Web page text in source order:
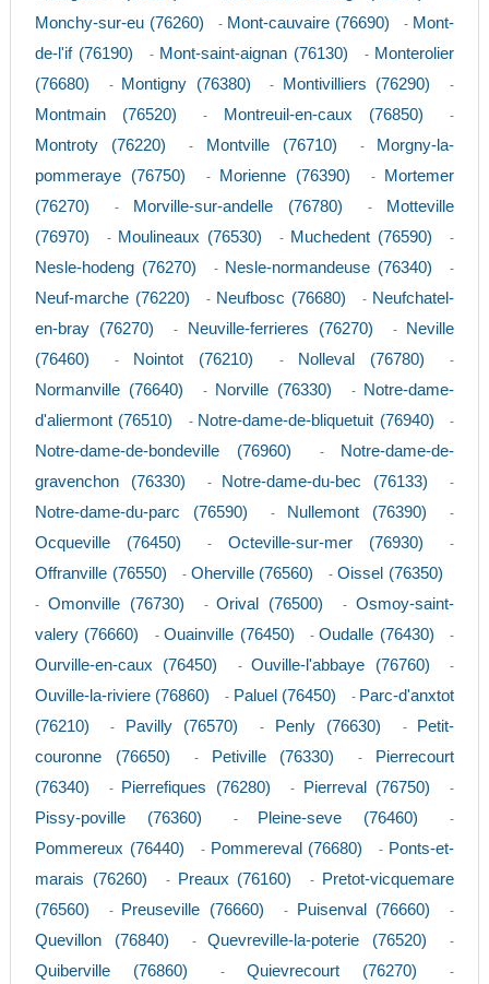
Monchy-sur-eu (76260) - Mont-cauvaire (76690) - Mont-
de-l'if (76190)
- Mont-saint-aignan (76130) - Monterolier
(76680)
- Montigny (76380) - Montivilliers (76290) -
Montmain (76520) - Montreuil-en-caux (76850) -
Montroty (76220) - Montville (76710) -
Morgny-la-
pommeraye (76750)
- Morienne (76390) -
Mortemer
(76270)
- Morville-sur-andelle (76780) -
Motteville
(76970)
- Moulineaux (76530) - Muchedent (76590) -
Nesle-hodeng (76270) - Nesle-normandeuse (76340) -
Neuf-marche (76220) - Neufbosc (76680) - Neufchatel-
en-bray (76270)
- Neuville-ferrieres (76270) -
Neville
(76460)
- Nointot (76210) - Nolleval (76780) -
Normanville (76640) - Norville (76330) -
Notre-dame-
d'aliermont (76510)
- Notre-dame-de-bliquetuit (76940) -
Notre-dame-de-bondeville (76960) -
Notre-dame-de-
gravenchon (76330)
- Notre-dame-du-bec (76133) -
Notre-dame-du-parc (76590) - Nullemont (76390) -
Ocqueville (76450) - Octeville-sur-mer (76930) -
Offranville (76550) - Oherville (76560) -Oissel (76350)
- Omonville (76730) -Orival (76500) -Osmoy-saint-
valery (76660)
-Ouainville (76450) -Oudalle (76430) -
Ourville-en-caux (76450) -Ouville-l'abbaye (76760) -
Ouville-la-riviere (76860) - Paluel (76450) - Parc-d'anxtot
(76210)
- Pavilly (76570) - Penly (76630) -
Petit-
couronne (76650)
- Petiville (76330) -
Pierrecourt
(76340)
- Pierrefiques (76280) - Pierreval (76750) -
Pissy-poville (76360) - Pleine-seve (76460) -
Pommereux (76440) - Pommereval (76680) - Ponts-et-
marais (76260)
- Preaux (76160) -
Pretot-vicquemare
(76560)
- Preuseville (76660) - Puisenval (76660) -
Quevillon (76840) -Quevreville-la-poterie (76520) -
Quiberville (76860) - Quievrecourt (76270) -